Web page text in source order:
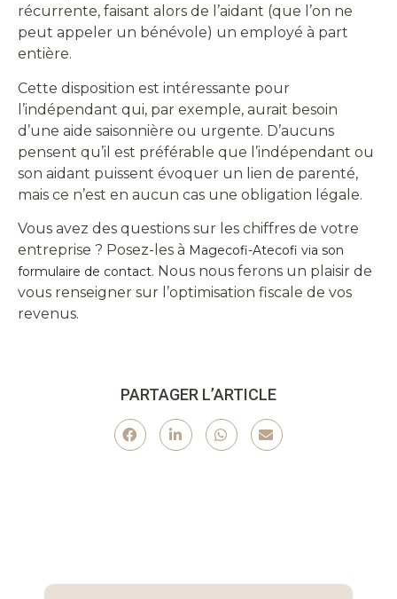
récurrente, faisant alors de l’aidant (que l’on ne
peut appeler un bénévole) un employé à part
entière.
Cette disposition est intéressante pour
l’indépendant qui, par exemple, aurait besoin
d’une aide saisonnière ou urgente. D’aucuns
pensent qu’il est préférable que l’indépendant ou
son aidant puissent évoquer un lien de parenté,
mais ce n’est en aucun cas une obligation légale.
Vous avez des questions sur les chiffres de votre
entreprise ? Posez-les à Magecofi-Atecofi via son
formulaire de contact. Nous nous ferons un plaisir de
vous renseigner sur l’optimisation fiscale de vos
revenus.
PARTAGER L’ARTICLE